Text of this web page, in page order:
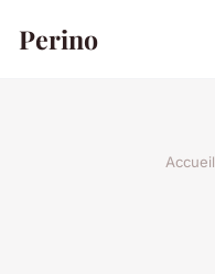
Perino
Accueil